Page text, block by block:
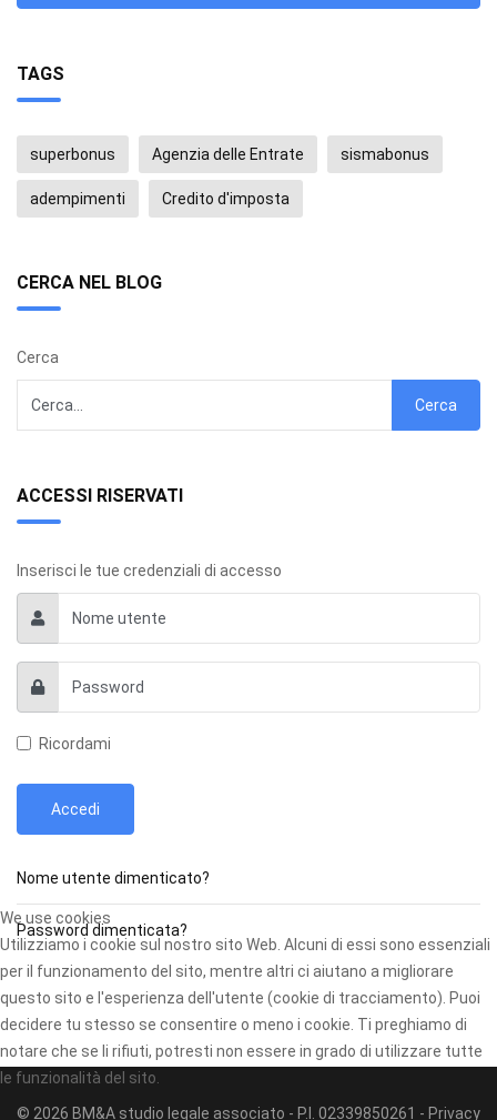
TAGS
superbonus Agenzia delle Entrate sismabonus
adempimenti Credito d'imposta
CERCA NEL BLOG
Cerca
Cerca
ACCESSI RISERVATI
Inserisci le tue credenziali di accesso
Ricordami
Accedi
Nome utente dimenticato?
Password dimenticata?
© 2026 BM&A studio legale associato - P.I. 02339850261 - Privacy
We use cookies
Utilizziamo i cookie sul nostro sito Web. Alcuni di essi sono essenziali
per il funzionamento del sito, mentre altri ci aiutano a migliorare
questo sito e l'esperienza dell'utente (cookie di tracciamento). Puoi
decidere tu stesso se consentire o meno i cookie. Ti preghiamo di
notare che se li rifiuti, potresti non essere in grado di utilizzare tutte
le funzionalità del sito.